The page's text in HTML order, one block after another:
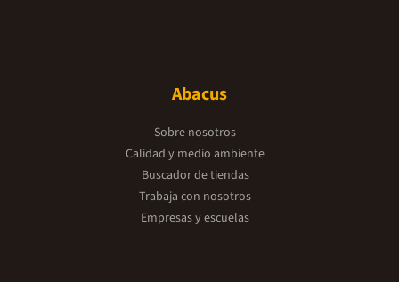
Abacus
Sobre nosotros
Calidad y medio ambiente
Buscador de tiendas
Trabaja con nosotros
Empresas y escuelas